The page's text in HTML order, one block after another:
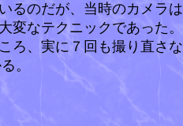
るのだが、当時のカメラは
なテクニックであった。
ろ、実に７回も撮り直さな
。